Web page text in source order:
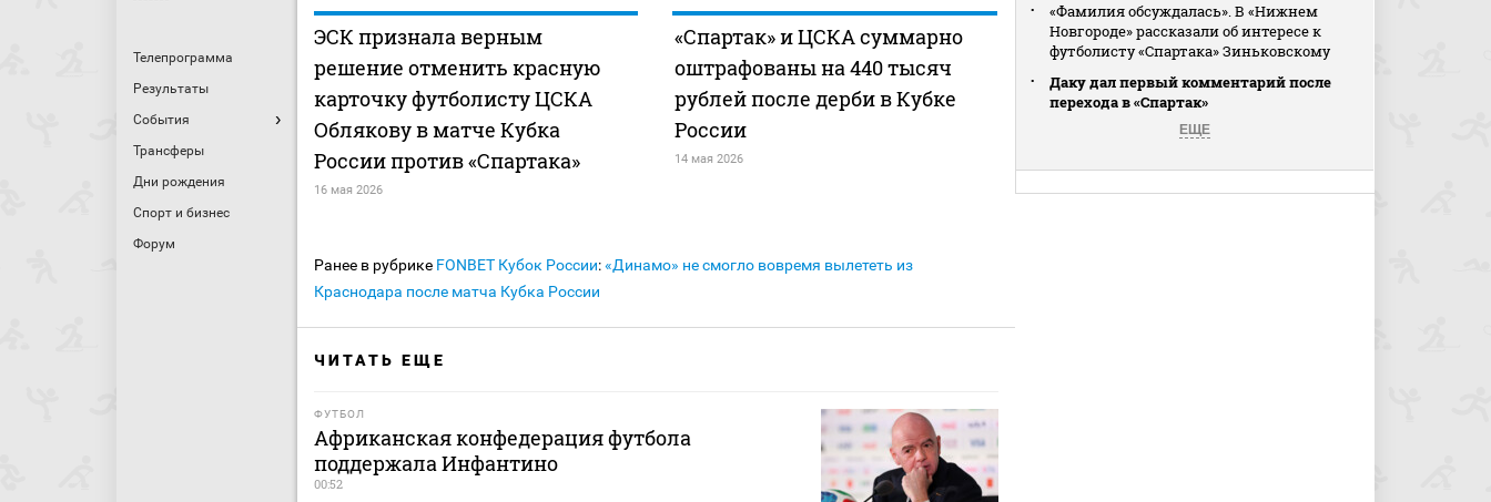
Телепрограмма
Результаты
События
Трансферы
Дни рождения
Спорт и бизнес
Форум
ЭСК признала верным
решение отменить красную
карточку футболисту ЦСКА
Облякову в матче Кубка
России против «Спартака»
16 мая 2026
«Спартак» и ЦСКА суммарно
оштрафованы на 440 тысяч
рублей после дерби в Кубке
России
14 мая 2026
Ранее в рубрике FONBET Кубок России:«Динамо» не смогло вовремя вылететь из
Краснодара после матча Кубка России
ЧИТАТЬ ЕЩЕ
ФУТБОЛ
Африканская конфедерация футбола
поддержала Инфантино
00:52
«Фамилия обсуждалась». В «Нижнем
Новгороде» рассказали об интересе к
футболисту «Спартака» Зиньковскому
Даку дал первый комментарий после
перехода в «Спартак»
ЕЩЕ